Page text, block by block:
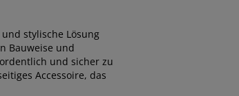
stylische Lösung
Bauweise und
und sicher zu
Accessoire, das